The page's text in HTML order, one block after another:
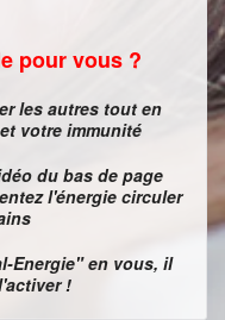
pour vous ?
les autres tout en
votre immunité
du bas de page
l'énergie circuler
Energie" en vous, il
!